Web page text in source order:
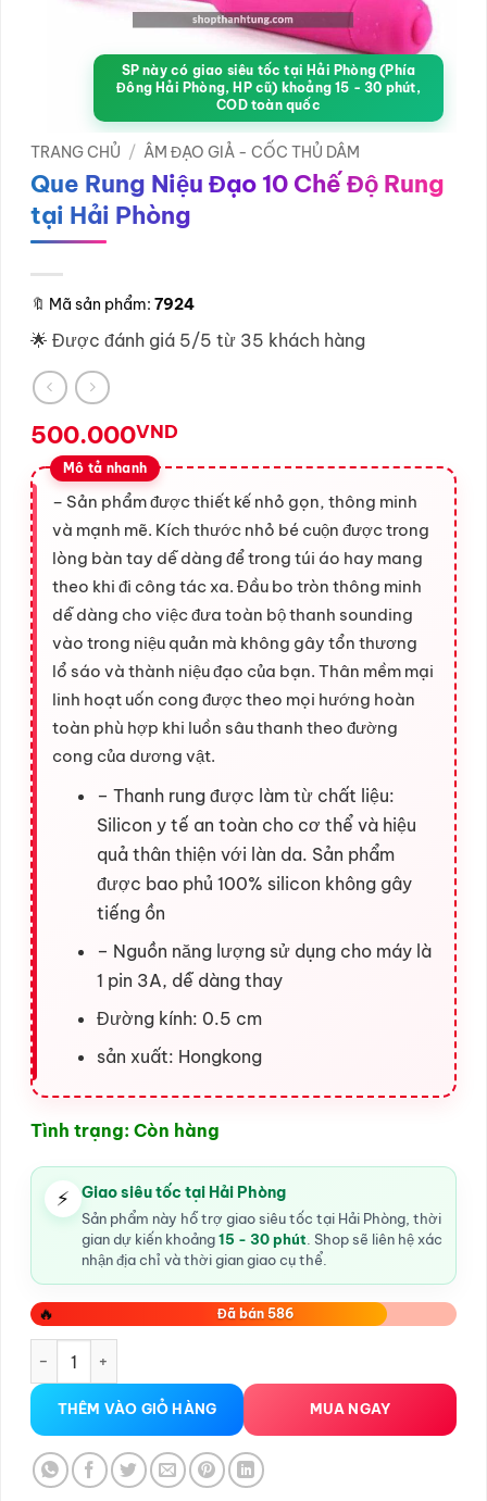
SP này có giao siêu tốc tại Hải Phòng (Phía
Đông Hải Phòng, HP cũ) khoảng 15 - 30 phút,
COD toàn quốc
TRANG CHỦ / ÂM ĐẠO GIẢ - CỐC THỦ DÂM
Que Rung Niệu Đạo 10 Chế Độ Rung
tại Hải Phòng
🔖 Mã sản phẩm: 7924
🌟 Được đánh giá 5/5 từ 35 khách hàng
500.000VND
– Sản phẩm được thiết kế nhỏ gọn, thông minh
và mạnh mẽ. Kích thước nhỏ bé cuộn được trong
lòng bàn tay dễ dàng để trong túi áo hay mang
theo khi đi công tác xa. Đầu bo tròn thông minh
dễ dàng cho việc đưa toàn bộ thanh sounding
vào trong niệu quản mà không gây tổn thương
lổ sáo và thành niệu đạo của bạn. Thân mềm mại
linh hoạt uốn cong được theo mọi hướng hoàn
toàn phù hợp khi luồn sâu thanh theo đường
cong của dương vật.
– Thanh rung được làm từ chất liệu:
Silicon y tế an toàn cho cơ thể và hiệu
quả thân thiện với làn da. Sản phẩm
được bao phủ 100% silicon không gây
tiếng ồn
– Nguồn năng lượng sử dụng cho máy là
1 pin 3A, dễ dàng thay
Đường kính: 0.5 cm
sản xuất: Hongkong
Tình trạng: Còn hàng
⚡ Giao siêu tốc tại Hải Phòng
Sản phẩm này hỗ trợ giao siêu tốc tại Hải Phòng, thời
gian dự kiến khoảng15 - 30 phút. Shop sẽ liên hệ xác
nhận địa chỉ và thời gian giao cụ thể.
🔥 Đã bán 586
THÊM VÀO GIỎ HÀNG MUA NGAY